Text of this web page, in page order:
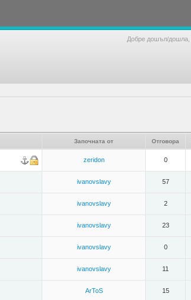
Добре дошъл/дошла,
Започната от Отговора
zeridon 0
ivanovslavy 57
ivanovslavy 2
ivanovslavy 23
ivanovslavy 0
ivanovslavy 11
ArToS 15